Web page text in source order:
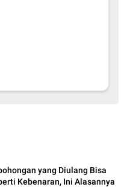
yang Diulang Bisa
Kebenaran, Ini Alasannya